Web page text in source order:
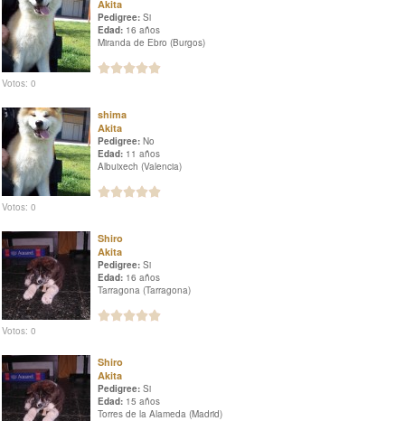
Akita
Pedigree: Si
Edad: 16 años
Miranda de Ebro (Burgos)
Votos: 0
shima
Akita
Pedigree: No
Edad: 11 años
Albuixech (Valencia)
Votos: 0
Shiro
Akita
Pedigree: Si
Edad: 16 años
Tarragona (Tarragona)
Votos: 0
Shiro
Akita
Pedigree: Si
Edad: 15 años
Torres de la Alameda (Madrid)